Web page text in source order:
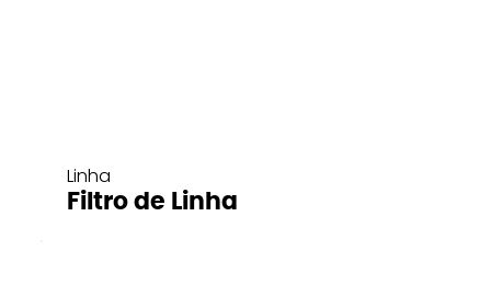
Linha
Filtro de Linha